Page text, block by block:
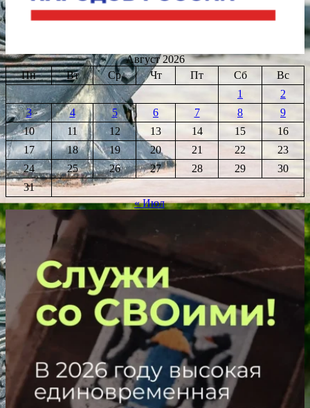
Август 2026
Пн
Вт Ср Чт Пт Сб
Вс
1
2
3
4 5 6 7 8
9
10
11 12 13 14 15
16
17
18 19 20 21 22
23
24
25 26 27 28 29
30
31
« Июл